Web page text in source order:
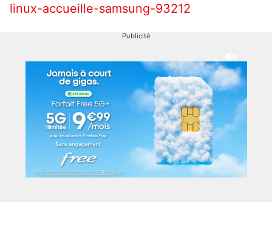
linux-accueille-samsung-93212
Publicité